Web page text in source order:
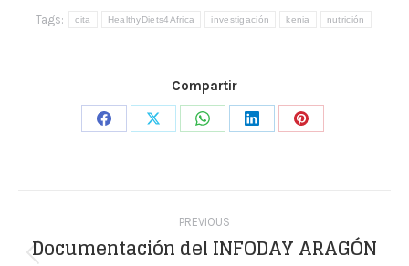
Tags: cita HealthyDiets4Africa investigación kenia nutrición
Compartir
Share
Share
Share
Share
Share
navigationPREVIOUS
Documentación del INFODAY ARAGÓN